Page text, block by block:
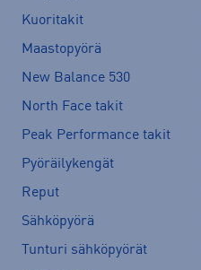
Kuoritakit
Maastopyörä
New Balance 530
North Face takit
Peak Performance takit
Pyöräilykengät
Reput
Sähköpyörä
Tunturi sähköpyörät